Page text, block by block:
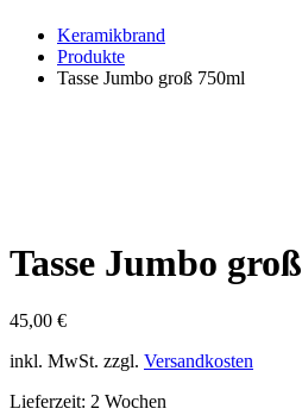
Keramikbrand
Produkte
Tasse Jumbo groß 750ml
Tasse Jumbo
45,00 €
inkl. MwSt. zzgl. Versandkosten
Lieferzeit: 2 Wochen